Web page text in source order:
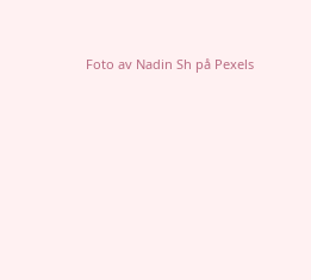
Foto av Nadin Sh på Pexels